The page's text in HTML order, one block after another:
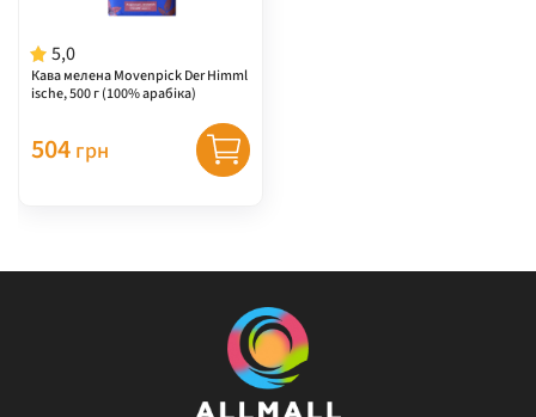
5,0
Кава мелена Movenpick Der Himml
ische, 500 г (100% арабіка)
504 грн